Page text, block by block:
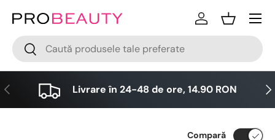
Sari la conținut
Cǎutare
Cǎutare
LogareCos
Meniu
Anterior Livrare în 24-48 de ore, 14.90 RON
Compară